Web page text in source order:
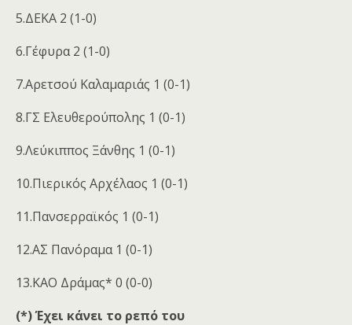
5.ΔΕΚΑ 2 (1-0)
6.Γέφυρα 2 (1-0)
7.Αρετσού Καλαμαριάς 1 (0-1)
8.ΓΣ Ελευθερούπολης 1 (0-1)
9.Λεύκιππος Ξάνθης 1 (0-1)
10.Πιερικός Αρχέλαος 1 (0-1)
11.Πανσερραϊκός 1 (0-1)
12.ΑΣ Πανόραμα 1 (0-1)
13.ΚΑΟ Δράμας* 0 (0-0)
(*) Έχει κάνει το ρεπό του